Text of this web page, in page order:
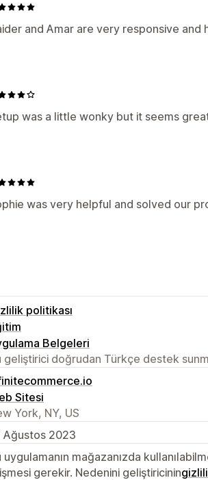
and Amar are very responsive and
was a little wonky but it seems
was very helpful and solved our
politikası
Belgeleri
geliştirici doğrudan Türkçe destek
Sitesi
York, NY, US
Ağustos 2023
uygulamanın mağazanızda
gerekir. Nedenini geliştiricinin